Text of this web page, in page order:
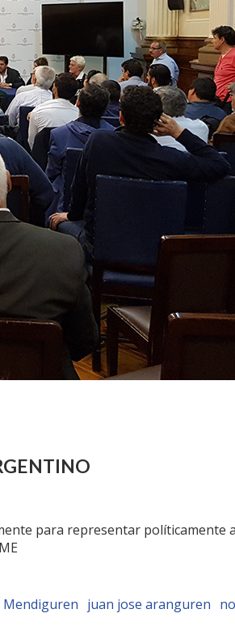
para representar políticamente
Mendiguren juan jose aranguren